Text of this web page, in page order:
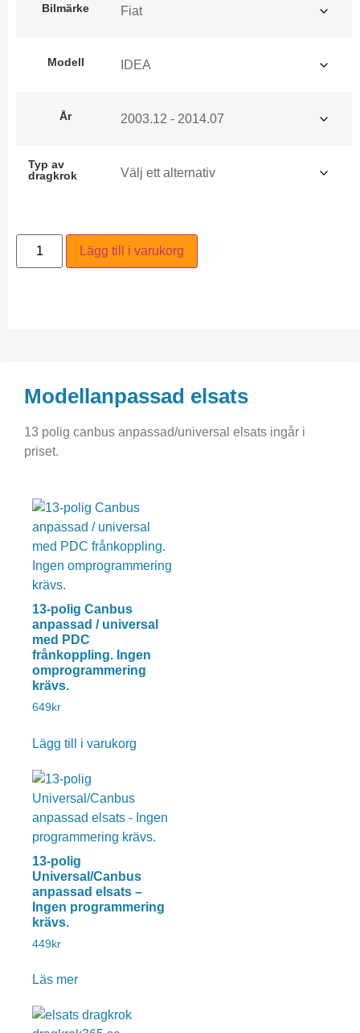
Bilmärke
Modell
År
Typ av
dragkrok
Lägg till i varukorg
Modellanpassad elsats
13 polig canbus anpassad/universal elsats ingår i
priset.
13-polig Canbus
anpassad / universal
med PDC
frånkoppling. Ingen
omprogrammering
krävs.
649kr
Lägg till i varukorg
13-polig
Universal/Canbus
anpassad elsats –
Ingen programmering
krävs.
449kr
Läs mer